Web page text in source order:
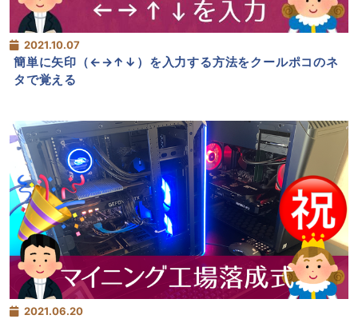
2021.10.07
簡単に矢印（←→↑↓）を入力する方法をクールポコのネ
タで覚える
2021.06.20